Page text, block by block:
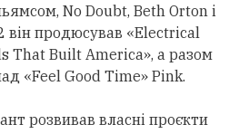
No Doubt, Beth Orton і
він продюсував «Electrical
That Built America», а разом
«Feel Good Time» Pink.
розвивав власні проєкти